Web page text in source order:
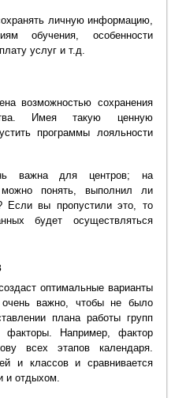
личную информацию,
обучения, особенности
услуг и т.д.
возможностью сохранения
Имея такую ценную
программы лояльности
важна для центров; на
понять, выполнил ли
Если вы пропустили это, то
будет осуществляться
оптимальные варианты
важно, чтобы не было
плана работы групп
факторы. Например, фактор
всех этапов календаря.
и классов и сравнивается
и отдыхом.